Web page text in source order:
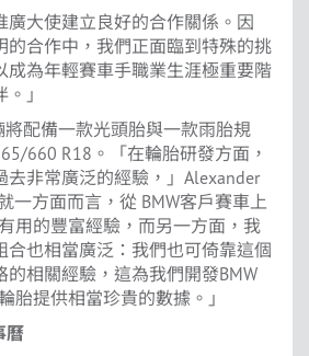
廣大使建立良好的合作關係。因
的合作中，我們正面臨到特殊的挑
成為年輕賽車手職業生涯極重要階
」
將配備一款光頭胎與一款雨胎規
660 R18。「在輪胎研發方面，
去非常廣泛的經驗，」Alexander
一方面而言，從 BMW客戶賽車上
用的豐富經驗，而另一方面，我
合也相當廣泛：我們也可倚靠這個
的相關經驗，這為我們開發BMW
胎提供相當珍貴的數據。」
曆